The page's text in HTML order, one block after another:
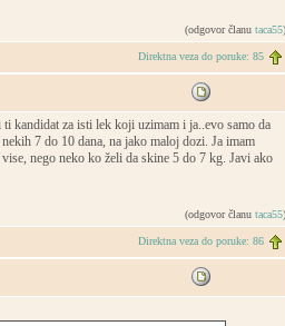
(odgovor članu taca55)
Direktna veza do poruke: 85
kandidat za isti lek koji uzimam i ja..evo samo da
7 do 10 dana, na jako maloj dozi. Ja imam
nego neko ko želi da skine 5 do 7 kg. Javi ako
(odgovor članu taca55)
Direktna veza do poruke: 86